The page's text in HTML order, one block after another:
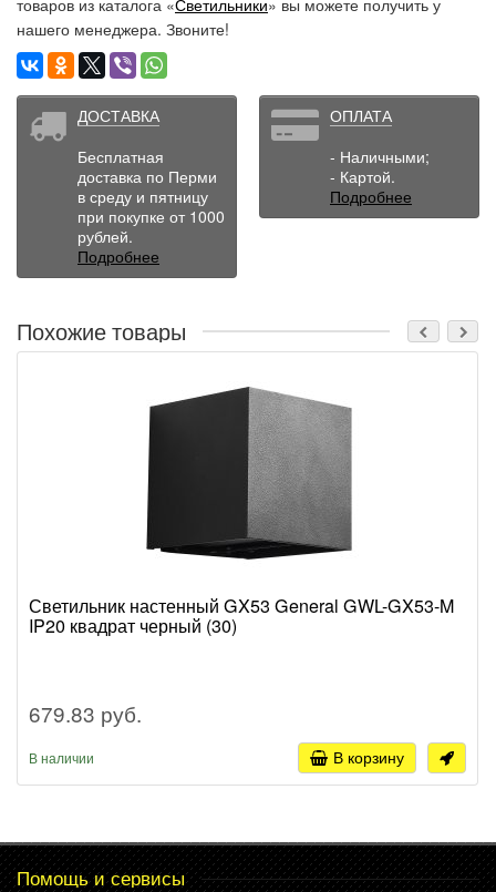
нашего менеджера. Звоните!
ДОСТАВКА
Бесплатная
доставка по Перми
в среду и пятницу
при покупке от 1000
рублей.
Подробнее
ОПЛАТА
- Наличными;
- Картой.
Подробнее
Похожие товары
Светильник настенный GX53 General GWL-GX53-M
IP20 квадрат черный (30)
679.83 руб.
В наличии В корзину
Помощь и сервисы